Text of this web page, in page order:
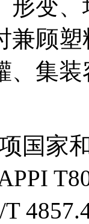
形变
兼顾
、集
国家